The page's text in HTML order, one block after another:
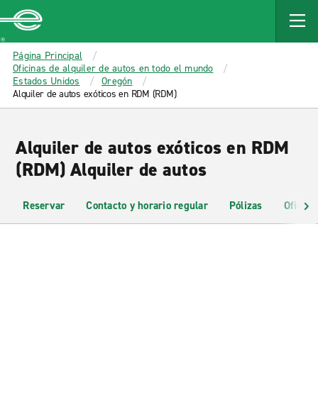
MAIN
CONTENT
Enterprise
Página Principal
Oficinas de alquiler de autos en todo el mundo
Estados Unidos
Oregón
Alquiler de autos exóticos en RDM (RDM)
Alquiler de autos exóticos en RDM
(RDM) Alquiler de autos
Reservar Contacto y horario regular Pólizas